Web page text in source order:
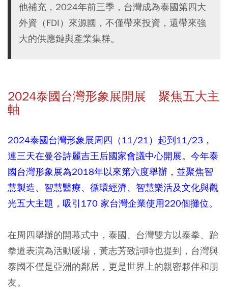
他補充，2024年前三季，台灣成為泰國第四大
外資（FDI）來源國，不僅帶來投資，還帶來強
大的供應鏈與產業集群。
2024泰國台灣形象展開展 聚焦五大主
軸
2024泰國台灣形象展周四（11/21）起到11/23，
連三天在曼谷詩麗吉王后國家會議中心開展。今年泰
國台灣形象展為2018年以來第六度舉辦，並聚焦智
慧製造、智慧醫療、循環經濟、智慧樂活及文化與觀
光五大主題，吸引170 家台灣企業使用220個攤位。
在周四舉辦的開幕式中，泰國、台灣雙方以泰拳、跆
拳道表演為活動暖場，黃志芳致詞時也提到，台灣與
泰國不僅是亞洲的鄰居，更是世界上的親密夥伴和朋
友。